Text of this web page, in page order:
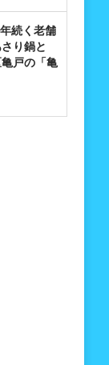
続く老舗
り鍋と
戸の「亀